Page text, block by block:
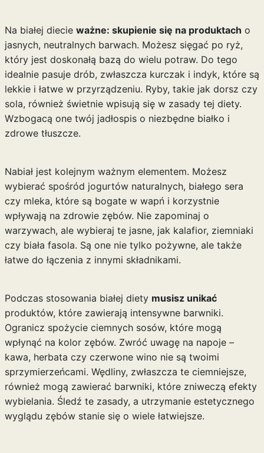
Na białej diecie ważne: skupienie się na produktach o
jasnych, neutralnych barwach. Możesz sięgać po ryż,
który jest doskonałą bazą do wielu potraw. Do tego
idealnie pasuje drób, zwłaszcza kurczak i indyk, które są
lekkie i łatwe w przyrządzeniu. Ryby, takie jak dorsz czy
sola, również świetnie wpisują się w zasady tej diety.
Wzbogacą one twój jadłospis o niezbędne białko i
zdrowe tłuszcze.
Nabiał jest kolejnym ważnym elementem. Możesz
wybierać spośród jogurtów naturalnych, białego sera
czy mleka, które są bogate w wapń i korzystnie
wpływają na zdrowie zębów. Nie zapominaj o
warzywach, ale wybieraj te jasne, jak kalafior, ziemniaki
czy biała fasola. Są one nie tylko pożywne, ale także
łatwe do łączenia z innymi składnikami.
Podczas stosowania białej diety musisz unikać
produktów, które zawierają intensywne barwniki.
Ogranicz spożycie ciemnych sosów, które mogą
wpłynąć na kolor zębów. Zwróć uwagę na napoje –
kawa, herbata czy czerwone wino nie są twoimi
sprzymierzeńcami. Wędliny, zwłaszcza te ciemniejsze,
również mogą zawierać barwniki, które zniweczą efekty
wybielania. Śledź te zasady, a utrzymanie estetycznego
wyglądu zębów stanie się o wiele łatwiejsze.